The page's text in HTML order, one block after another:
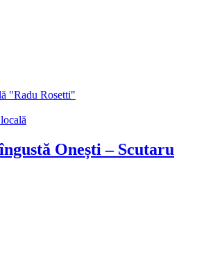
"Radu Rosetti"
Onești – Scutaru